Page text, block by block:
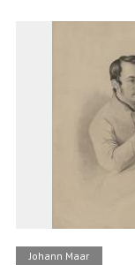
Johann Maar